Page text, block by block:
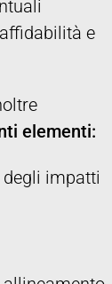
e
elementi:
impatti